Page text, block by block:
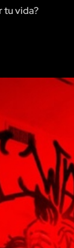
tu vida?